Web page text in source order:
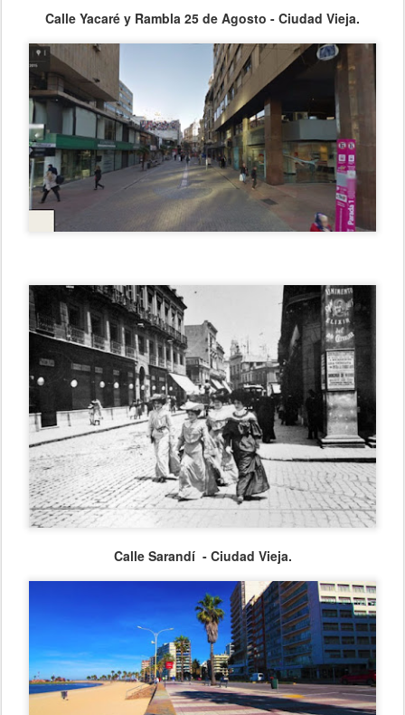
Calle Yacaré y Rambla 25 de Agosto - Ciudad Vieja.
Calle Sarandí - Ciudad Vieja.